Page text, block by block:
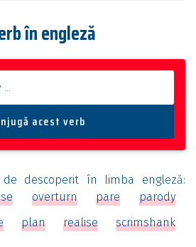
în engleză
descoperit în limba engleză:
overturn pare
parody
plan realise
scrimshank